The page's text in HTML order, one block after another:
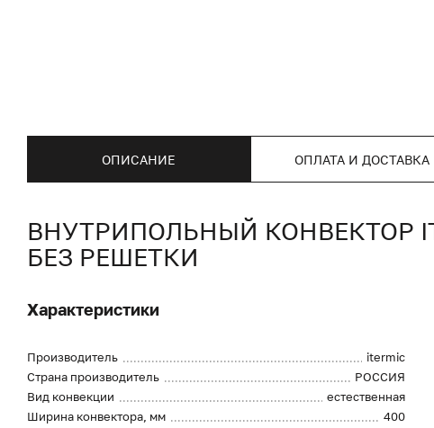
ОПИСАНИЕ ОПЛАТА И ДОСТАВКА
ВНУТРИПОЛЬНЫЙ КОНВЕКТОР
БЕЗ РЕШЕТКИ
Характеристики
Производитель
itermic
Страна производитель
РОССИЯ
Вид конвекции
естественная
Ширина конвектора, мм
400